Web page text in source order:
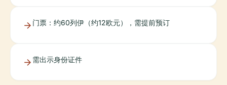
门票：约60列伊（约12欧元），需提前预订
需出示身份证件